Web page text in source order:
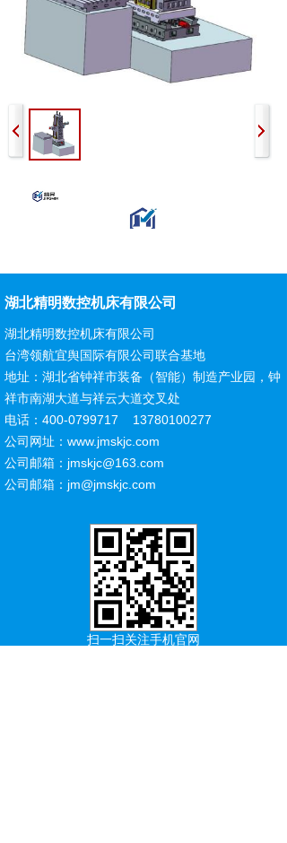
扫一扫关注手机官网
湖北精明数控机床有限公司
湖北精明数控机床有限公司
台湾领航宜舆国际有限公司联合基地
地址：湖北省钟祥市装备（智能）制造产业园，钟
祥市南湖大道与祥云大道交叉处
电话：400-0799717 13780100277
公司网址：www.jmskjc.com
公司邮箱：jmskjc@163.com
公司邮箱： jm@jmskjc.com